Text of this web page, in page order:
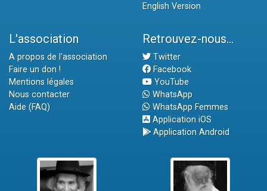
English Version
L'association
A propos de l'association
Faire un don !
Mentions légales
Nous contacter
Aide (FAQ)
Retrouvez-nous...
Twitter
Facebook
YouTube
WhatsApp
WhatsApp Femmes
Application iOS
Application Android